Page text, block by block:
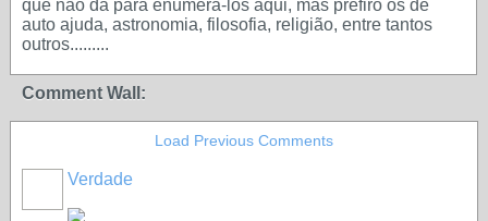
que não da para enumerá-los aqui, mas prefiro os de
auto ajuda, astronomia, filosofia, religião, entre tantos
outros.........
Comment Wall:
Load Previous Comments
Verdade